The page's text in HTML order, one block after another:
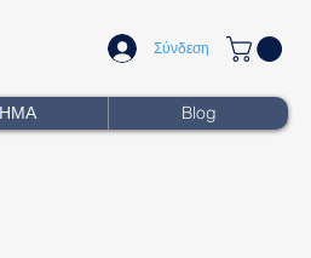
Σύνδεση
Blog